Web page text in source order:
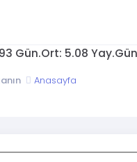
Gün.Ort: 5.08
Anasayfa